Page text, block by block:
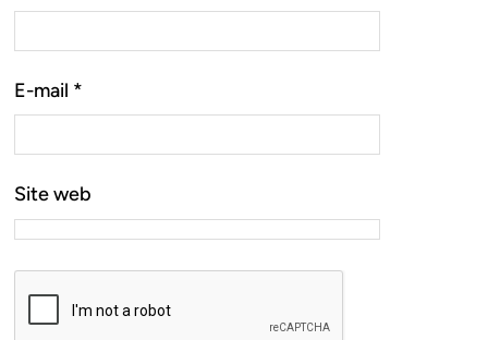
E-mail *
Site web